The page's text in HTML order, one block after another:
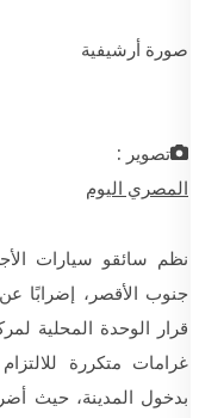
صورة أرشيفية
تصوير :
المصري اليوم
نظم سائقو سيارات
جنوب الأقصر، إضرابًا
قرار الوحدة المحلية
غرامات متكررة
بدخول المدينة، حيث